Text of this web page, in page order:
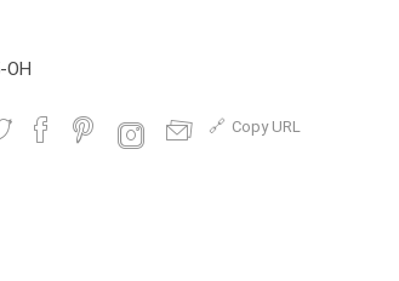
OH
Copy URL